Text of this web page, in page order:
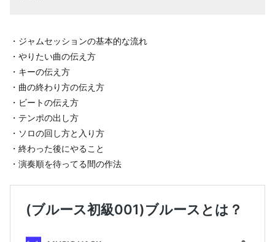
・ジャムセッションの基本的な流れ
・やりたい曲の伝え方
・キーの伝え方
・曲の終わり方の伝え方
・ビートの伝え方
・テンポの出し方
・ソロの回し方と入り方
・終わった後にやること
・演奏順を待ってる間の作法